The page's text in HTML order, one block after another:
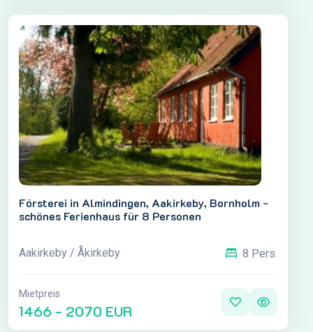
Försterei in Almindingen, Aakirkeby, Bornholm -
schönes Ferienhaus für 8 Personen
Aakirkeby / Åkirkeby 8 Pers.
Mietpreis
1466 - 2070 EUR